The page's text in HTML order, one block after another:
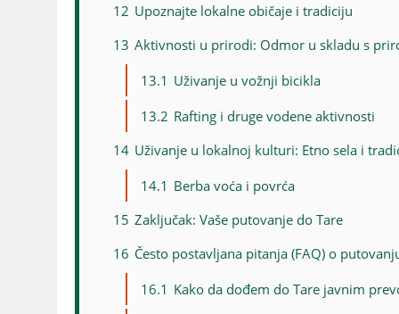
12 Upoznajte lokalne običaje i tradiciju
13 Aktivnosti u prirodi: Odmor u skladu s
13.1 Uživanje u vožnji bicikla
13.2 Rafting i druge vodene aktivnosti
14 Uživanje u lokalnoj kulturi: Etno sela i
14.1 Berba voća i povrća
15 Zaključak: Vaše putovanje do Tare
16 Često postavljana pitanja (FAQ) o
16.1 Kako da dođem do Tare javnim